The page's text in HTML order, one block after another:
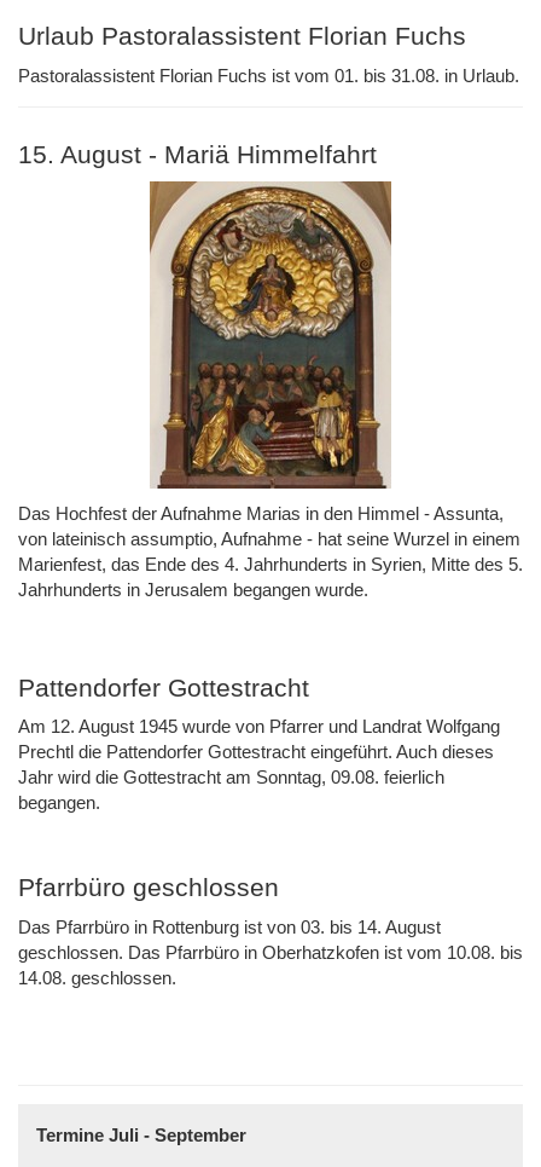
Urlaub Pastoralassistent Florian Fuchs
Pastoralassistent Florian Fuchs ist vom 01. bis 31.08. in Urlaub.
15. August - Mariä Himmelfahrt
Das Hochfest der Aufnahme Marias in den Himmel - Assunta,
von lateinisch assumptio, Aufnahme - hat seine Wurzel in einem
Marienfest, das Ende des 4. Jahrhunderts in Syrien, Mitte des 5.
Jahrhunderts in Jerusalem begangen wurde.
Pattendorfer Gottestracht
Am 12. August 1945 wurde von Pfarrer und Landrat Wolfgang
Prechtl die Pattendorfer Gottestracht eingeführt. Auch dieses
Jahr wird die Gottestracht am Sonntag, 09.08. feierlich
begangen.
Pfarrbüro geschlossen
Das Pfarrbüro in Rottenburg ist von 03. bis 14. August
geschlossen. Das Pfarrbüro in Oberhatzkofen ist vom 10.08. bis
14.08. geschlossen.
Termine Juli - September